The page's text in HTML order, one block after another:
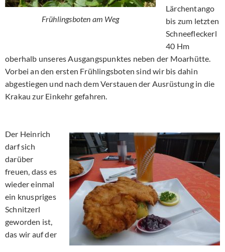
Frühlingsboten am Weg
Lärchentango
bis zum letzten
Schneefleckerl
40 Hm
oberhalb unseres Ausgangspunktes neben der Moarhütte.
Vorbei an den ersten Frühlingsboten sind wir bis dahin
abgestiegen und nach dem Verstauen der Ausrüstung in die
Krakau zur Einkehr gefahren.
Der Heinrich
darf sich
darüber
freuen, dass es
wieder einmal
ein knuspriges
Schnitzerl
geworden ist,
das wir auf der